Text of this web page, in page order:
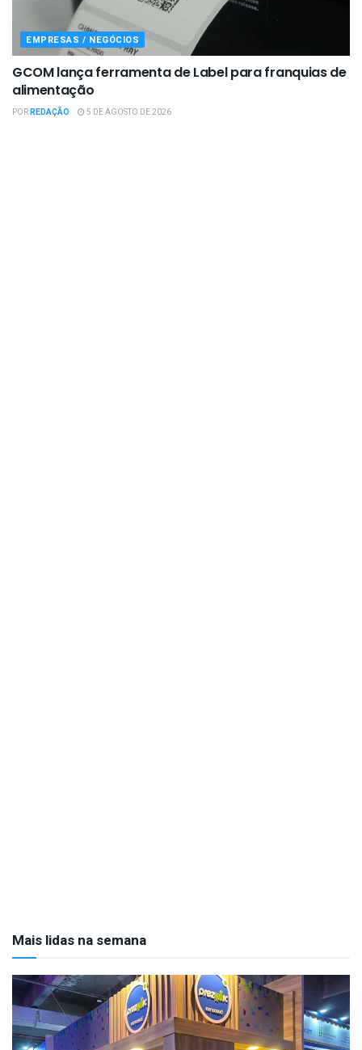
EMPRESAS / NEGÓCIOS
GCOM lança ferramenta de Label para franquias de
alimentação
PORREDAÇÃO 5 DE AGOSTO DE 2026
Mais lidas na semana